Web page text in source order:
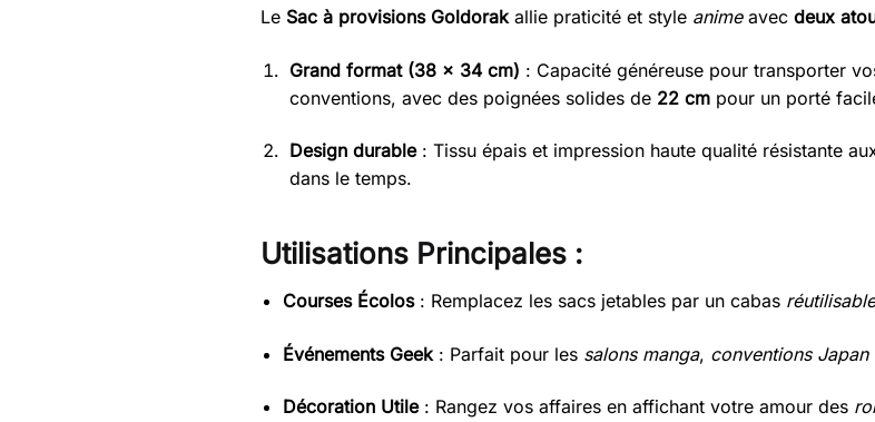
Le Sac à provisions Goldorakallie praticité et style animeavec deux
Grand format (38 x 34 cm) : Capacité généreuse pour transporter
conventions, avec des poignées solides de 22 cmpour un porté
Design durable: Tissu épais et impression haute qualité résistante
dans le temps.
Utilisations Principales :
Courses Écolos: Remplacez les sacs jetables par un cabas réutilisable
Événements Geek: Parfait pour les salons manga, conventions Japan
Décoration Utile: Rangez vos affaires en affichant votre amour des